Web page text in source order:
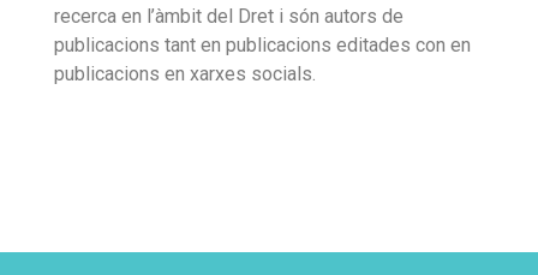
recerca en l’àmbit del Dret i són autors de
publicacions tant en publicacions editades con en
publicacions en xarxes socials.